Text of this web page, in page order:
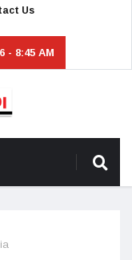
Us
- 8:45 AM